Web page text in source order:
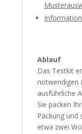
Ablauf
Das Testkit
notwendigen
ausführliche
Sie packen
Packung und
etwa zwei